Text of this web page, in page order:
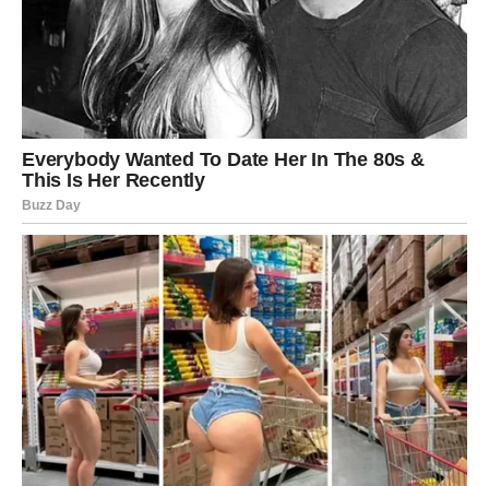
Rakovi u drugoj dekadi februara ulaze u fazu
emocionalnog sazrevanja. Više ne želite polovične
odnose, nejasne situacije i tišinu koja boli. Zvezde vam
daju snagu da tražite ono što vam pripada – poštovanje,
sigurnost i toplinu.
U ljubavi, moguće su važne odluke koje menjaju dinamiku
odnosa. Neki Rakovi će produbiti vezu, dok će drugi
shvatiti da je vreme za puštanje. Na porodičnom planu,
dolazi do smirenja i razumevanja. Poruka zvezda je jasna:
birajte sebe bez osećaja krivice.
LAV
Lavovima druga dekada februara donosipotvrdu
vrednosti. Iako ste možda imali utisak da se vaši napori